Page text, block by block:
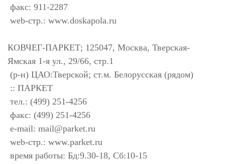
факс: 911-2287
web-стр.: www.doskapola.ru
КОВЧЕГ-ПАРКЕТ; 125047, Москва, Тверская-
Ямская 1-я ул., 29/66, стр.1
(р-н) ЦАО:Тверской; ст.м. Белорусская (рядом)
:: ПАРКЕТ
тел.: (499) 251-4256
факс: (499) 251-4256
e-mail: mail@parket.ru
web-стр.: www.parket.ru
время работы: Бд:9.30-18, Сб:10-15